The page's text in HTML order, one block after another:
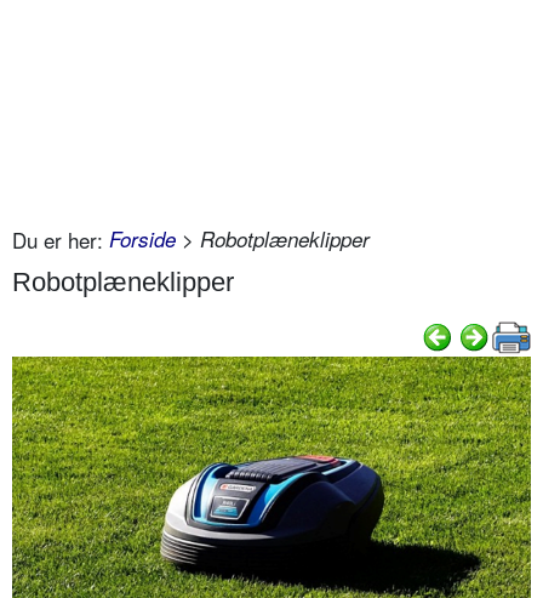
Du er her: Forside > Robotplæneklipper
Robotplæneklipper